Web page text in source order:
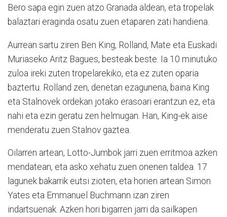
Bero sapa egin zuen atzo Granada aldean, eta tropelak
balaztari eraginda osatu zuen etaparen zati handiena.
Aurrean sartu ziren Ben King, Rolland, Mate eta Euskadi
Muriaseko Aritz Bagues, besteak beste. Ia 10 minutuko
zuloa ireki zuten tropelarekiko, eta ez zuten oparia
baztertu. Rolland zen, denetan ezagunena, baina King
eta Stalnovek ordekan jotako erasoari erantzun ez, eta
nahi eta ezin geratu zen helmugan. Han, King-ek aise
menderatu zuen Stalnov gaztea.
Oilarren artean, Lotto-Jumbok jarri zuen erritmoa azken
mendatean, eta asko xehatu zuen onenen taldea. 17
lagunek bakarrik eutsi zioten, eta horien artean Simon
Yates eta Emmanuel Buchmann izan ziren
indartsuenak. Azken hori bigarren jarri da sailkapen